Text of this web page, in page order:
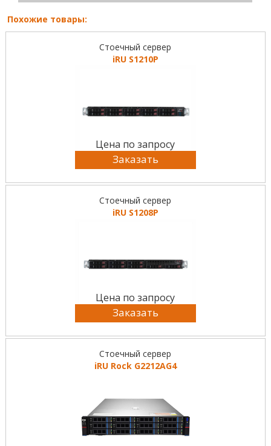
Похожие товары:
Стоечный сервер
iRU S1210P
Цена по запросу
Заказать
Стоечный сервер
iRU S1208P
Цена по запросу
Заказать
Стоечный сервер
iRU Rock G2212AG4